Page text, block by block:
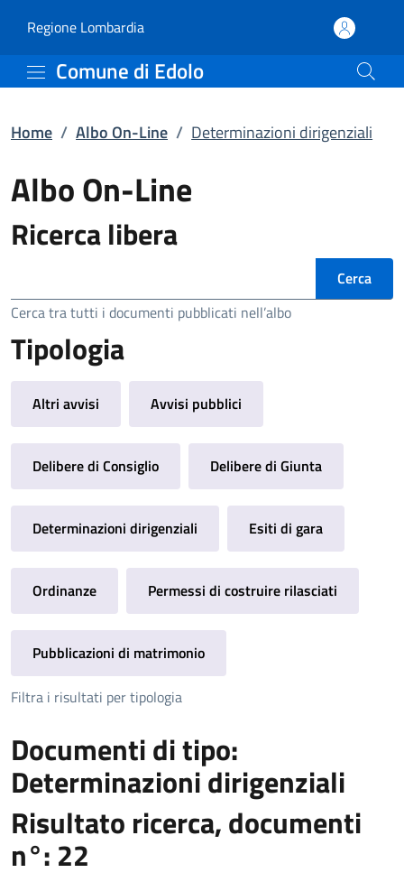
Determinazioni
Regione Lombardia(apre in un'altra scheda).
Comune di Edolo
Home / Albo On-Line / Determinazioni dirigenziali
Albo On-Line
Ricerca libera
Cerca tra tutti i documenti pubblicati nell’albo
Tipologia
Altri avvisi Avvisi pubblici
Delibere di Consiglio Delibere di Giunta
Determinazioni dirigenziali Esiti di gara
Ordinanze Permessi di costruire rilasciati
Pubblicazioni di matrimonio
Filtra i risultati per tipologia
Documenti di tipo:
Determinazioni dirigenziali
Risultato ricerca, documenti
n°: 22